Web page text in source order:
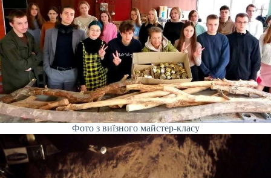
Фото з виїзного майстер-класу